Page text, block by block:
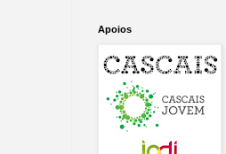
Apoios